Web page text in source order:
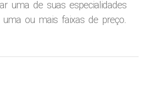
uma de suas especialidades
ou mais faixas de preço.